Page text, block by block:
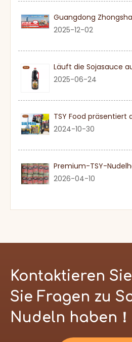
2025-12-02
Läuft die Sojasauce
2025-06-24
2024-10-30
2026-04-10
Kontaktieren
Sie Fragen zu
Nudeln haben！